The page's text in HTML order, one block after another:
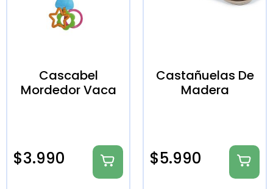
Cascabel
Mordedor Vaca
$3.990
Castañuelas De
Madera
$5.990